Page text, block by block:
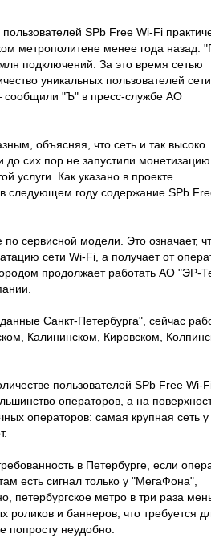
SPb Free Wi-Fi
метрополитене менее года назад.
подключений. За это время сетью
уникальных пользователей
сообщили "Ъ" в пресс-службе АО
объясняя, что сеть и так высоко
до сих пор не запустили монетизацию
услуги. Как указано в проекте
следующем году содержание SPb
сервисной модели. Это означает,
сети Wi-Fi, а получает от
продолжает работать АО "ЭР-
Санкт-Петербурга", сейчас
Калининском, Кировском,
пользователей SPb Free Wi-
операторов, а на
операторов: самая крупная сеть у
в Петербурге, если
есть сигнал только у "МегаФона",
петербургское метро в три раза
роликов и баннеров, что требуется
попросту неудобно.